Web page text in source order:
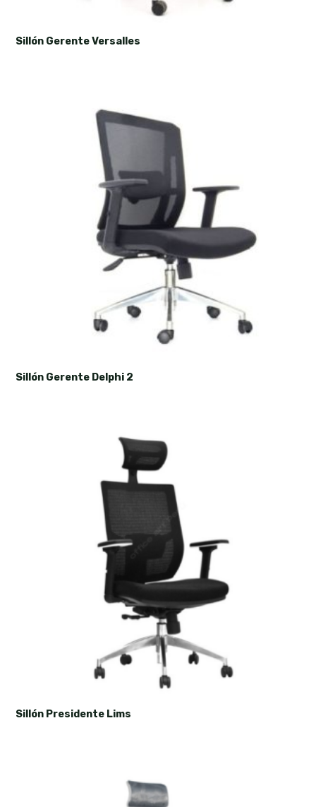
Sillón Gerente Versalles
Sillón Gerente Delphi 2
Sillón Presidente Lims